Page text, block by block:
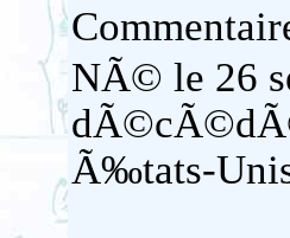
NÃ© le 26
Ã‰tats-